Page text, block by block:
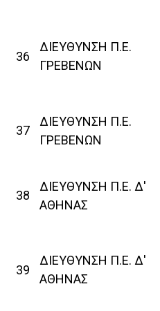
36
ΔΙΕΥΘΥΝΣΗ Π.Ε.
ΓΡΕΒΕΝΩΝ
37
ΔΙΕΥΘΥΝΣΗ Π.Ε.
ΓΡΕΒΕΝΩΝ
38
ΔΙΕΥΘΥΝΣΗ Π.Ε. Δ'
ΑΘΗΝΑΣ
39
ΔΙΕΥΘΥΝΣΗ Π.Ε. Δ'
ΑΘΗΝΑΣ